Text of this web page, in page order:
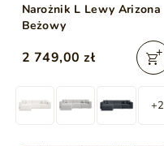
Narożnik L Lewy Arizona
Beżowy
2 749,00 zł
+2